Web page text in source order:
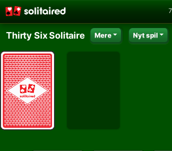
Thirty Six Solitaire Mere Nyt spil